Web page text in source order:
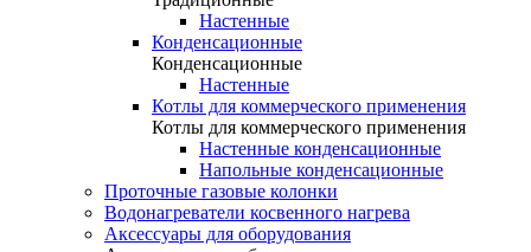
Настенные
Конденсационные
Конденсационные
Настенные
Котлы для коммерческого применения
Котлы для коммерческого применения
Настенные конденсационные
Напольные конденсационные
Проточные газовые колонки
Водонагреватели косвенного нагрева
Аксессуары для оборудования